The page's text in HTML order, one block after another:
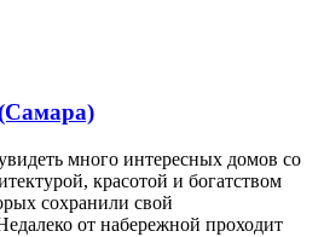
много интересных домов со
красотой и богатством
сохранили свой
от набережной проходит